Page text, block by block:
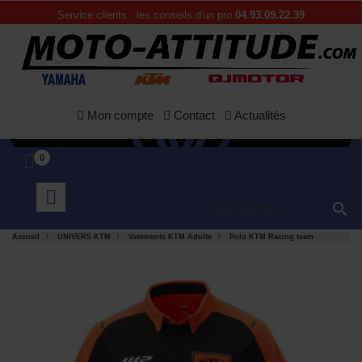
Service clients : les conseils d'un pro 04.93.09.22.39
Mon compte Contact Actualités
0

Accueil UNIVERS KTM Vetements KTM Adulte Polo KTM Racing team